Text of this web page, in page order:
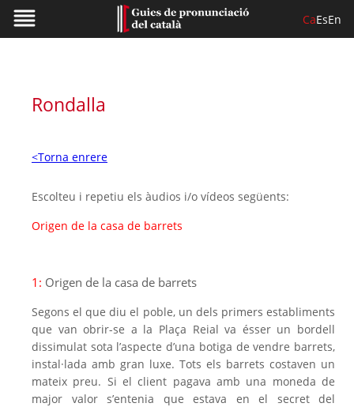
CaEsEn
Rondalla
<Torna enrere
Escolteu i repetiu els àudios i/o vídeos següents:
Origen de la casa de barrets
1: Origen de la casa de barrets
Segons el que diu el poble, un dels primers establiments
que van obrir-se a la Plaça Reial va ésser un bordell
dissimulat sota l’aspecte d’una botiga de vendre barrets,
instal·lada amb gran luxe. Tots els barrets costaven un
mateix preu. Si el client pagava amb una moneda de
major valor s’entenia que estava en el secret del